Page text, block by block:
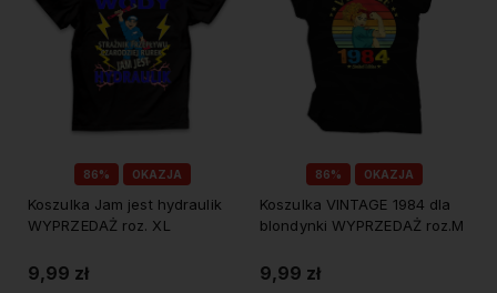
86% OKAZJA
Koszulka Jam jest hydraulik
WYPRZEDAŻ roz. XL
9,99 zł
86% OKAZJA
Koszulka VINTAGE 1984 dla
blondynki WYPRZEDAŻ roz.M
9,99 zł